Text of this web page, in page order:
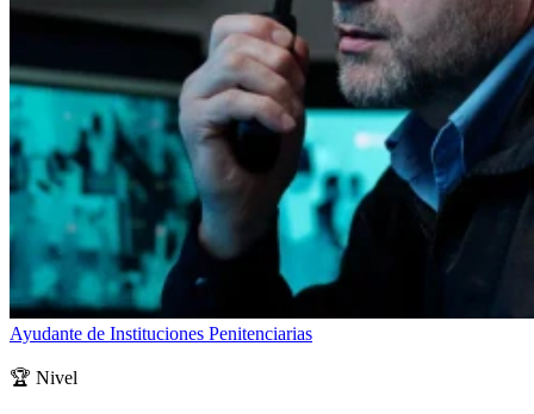
Ayudante de Instituciones Penitenciarias
🏆 Nivel